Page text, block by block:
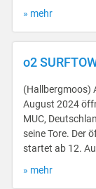
» mehr
o2
(Hallbergmoos)
August 2024
MUC,
seine Tore. Der
startet ab 12.
» mehr